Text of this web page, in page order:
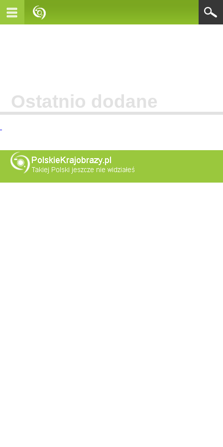
Ostatnio dodane